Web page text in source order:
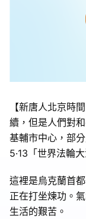
【新唐人北京時
續，但是人們對
基輔市中心，部
5·13「世界法輪
這裡是烏克蘭首
正在打坐煉功。
生活的艱苦。